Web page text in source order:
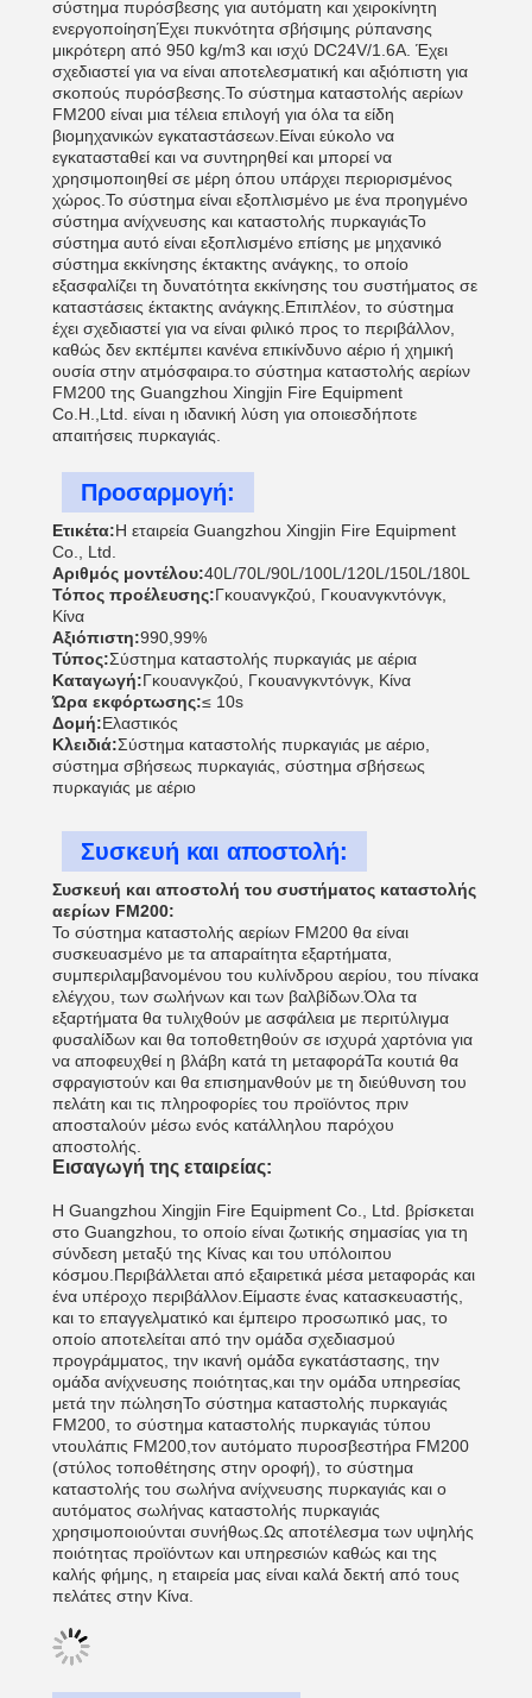
σύστημα πυρόσβεσης για αυτόματη και χειροκίνητη
ενεργοποίησηΈχει πυκνότητα σβήσιμης ρύπανσης
μικρότερη από 950 kg/m3 και ισχύ DC24V/1.6A. Έχει
σχεδιαστεί για να είναι αποτελεσματική και αξιόπιστη για
σκοπούς πυρόσβεσης.Το σύστημα καταστολής αερίων
FM200 είναι μια τέλεια επιλογή για όλα τα είδη
βιομηχανικών εγκαταστάσεων.Είναι εύκολο να
εγκατασταθεί και να συντηρηθεί και μπορεί να
χρησιμοποιηθεί σε μέρη όπου υπάρχει περιορισμένος
χώρος.Το σύστημα είναι εξοπλισμένο με ένα προηγμένο
σύστημα ανίχνευσης και καταστολής πυρκαγιάςΤο
σύστημα αυτό είναι εξοπλισμένο επίσης με μηχανικό
σύστημα εκκίνησης έκτακτης ανάγκης, το οποίο
εξασφαλίζει τη δυνατότητα εκκίνησης του συστήματος σε
καταστάσεις έκτακτης ανάγκης.Επιπλέον, το σύστημα
έχει σχεδιαστεί για να είναι φιλικό προς το περιβάλλον,
καθώς δεν εκπέμπει κανένα επικίνδυνο αέριο ή χημική
ουσία στην ατμόσφαιρα.το σύστημα καταστολής αερίων
FM200 της Guangzhou Xingjin Fire Equipment
Co.Η.,Ltd. είναι η ιδανική λύση για οποιεσδήποτε
απαιτήσεις πυρκαγιάς.
Προσαρμογή:
Ετικέτα:Η εταιρεία Guangzhou Xingjin Fire Equipment
Co., Ltd.
Αριθμός μοντέλου:40L/70L/90L/100L/120L/150L/180L
Τόπος προέλευσης:Γκουανγκζού, Γκουανγκντόνγκ,
Κίνα
Αξιόπιστη:990,99%
Τύπος:Σύστημα καταστολής πυρκαγιάς με αέρια
Καταγωγή:Γκουανγκζού, Γκουανγκντόνγκ, Κίνα
Ώρα εκφόρτωσης:≤ 10s
Δομή:Ελαστικός
Κλειδιά:Σύστημα καταστολής πυρκαγιάς με αέριο,
σύστημα σβήσεως πυρκαγιάς, σύστημα σβήσεως
πυρκαγιάς με αέριο
Συσκευή και αποστολή:
Συσκευή και αποστολή του συστήματος καταστολής
αερίων FM200:
Το σύστημα καταστολής αερίων FM200 θα είναι
συσκευασμένο με τα απαραίτητα εξαρτήματα,
συμπεριλαμβανομένου του κυλίνδρου αερίου, του πίνακα
ελέγχου, των σωλήνων και των βαλβίδων.Όλα τα
εξαρτήματα θα τυλιχθούν με ασφάλεια με περιτύλιγμα
φυσαλίδων και θα τοποθετηθούν σε ισχυρά χαρτόνια για
να αποφευχθεί η βλάβη κατά τη μεταφοράΤα κουτιά θα
σφραγιστούν και θα επισημανθούν με τη διεύθυνση του
πελάτη και τις πληροφορίες του προϊόντος πριν
αποσταλούν μέσω ενός κατάλληλου παρόχου
αποστολής.
Εισαγωγή της εταιρείας:
Η Guangzhou Xingjin Fire Equipment Co., Ltd. βρίσκεται
στο Guangzhou, το οποίο είναι ζωτικής σημασίας για τη
σύνδεση μεταξύ της Κίνας και του υπόλοιπου
κόσμου.Περιβάλλεται από εξαιρετικά μέσα μεταφοράς και
ένα υπέροχο περιβάλλον.Είμαστε ένας κατασκευαστής,
και το επαγγελματικό και έμπειρο προσωπικό μας, το
οποίο αποτελείται από την ομάδα σχεδιασμού
προγράμματος, την ικανή ομάδα εγκατάστασης, την
ομάδα ανίχνευσης ποιότητας,και την ομάδα υπηρεσίας
μετά την πώλησηΤο σύστημα καταστολής πυρκαγιάς
FM200, το σύστημα καταστολής πυρκαγιάς τύπου
ντουλάπις FM200,τον αυτόματο πυροσβεστήρα FM200
(στύλος τοποθέτησης στην οροφή), το σύστημα
καταστολής του σωλήνα ανίχνευσης πυρκαγιάς και ο
αυτόματος σωλήνας καταστολής πυρκαγιάς
χρησιμοποιούνται συνήθως.Ως αποτέλεσμα των υψηλής
ποιότητας προϊόντων και υπηρεσιών καθώς και της
καλής φήμης, η εταιρεία μας είναι καλά δεκτή από τους
πελάτες στην Κίνα.